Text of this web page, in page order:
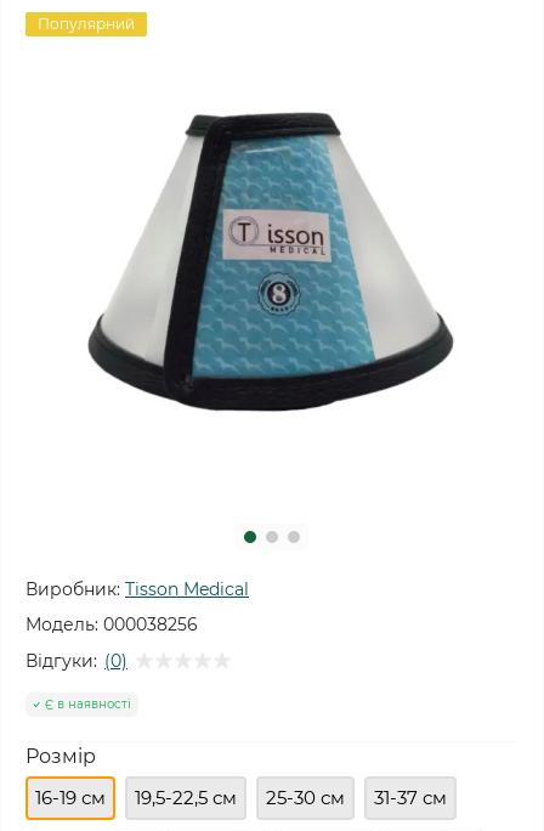
Популярний
Виробник: Tisson Medical
Модель: 000038256
Відгуки: (0)
Є в наявності
Розмір
16-19 см
19,5-22,5 см 25-30 см 31-37 см